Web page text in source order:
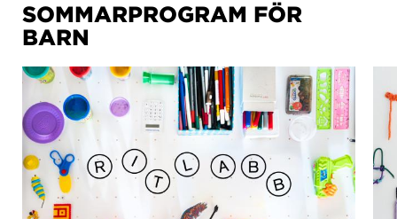
SOMMARPROGRAM FÖR
BARN